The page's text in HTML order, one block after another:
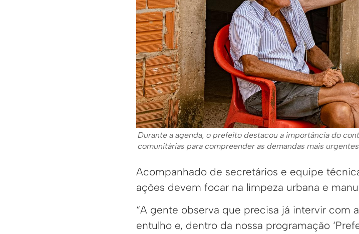
Durante a agenda, o prefeito destacou a importância do
comunitárias para compreender as demandas mais
Acompanhado de secretários e equipe
ações devem focar na limpeza urbana e
“A gente observa que precisa já intervir com
entulho e, dentro da nossa programação